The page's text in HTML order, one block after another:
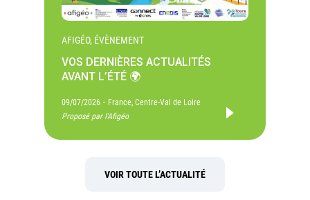
AFIGÉO, ÉVÈNEMENT
VOS DERNIÈRES ACTUALITÉS
AVANT L’ÉTÉ 🌍
09/07/2026 - France, Centre-Val de Loire
Proposé par l'Afigéo
VOIR TOUTE L’ACTUALITÉ